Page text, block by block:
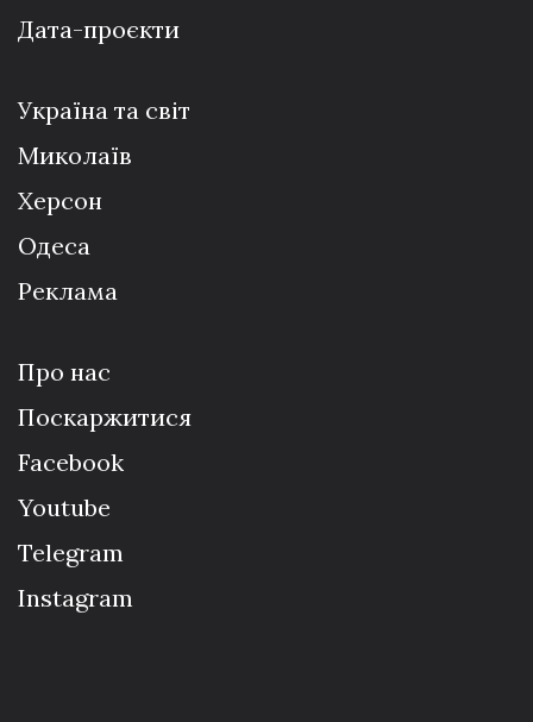
Дата-проєкти
Україна та світ
Миколаїв
Херсон
Одеса
Реклама
Про нас
Поскаржитися
Facebook
Youtube
Telegram
Instagram